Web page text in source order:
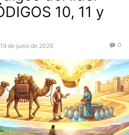
10, 11 y
19 de junio de 2026 0